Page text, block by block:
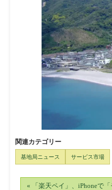
関連カテゴリー
基地局ニュース サービス市場
« 「楽天ペイ」、iPhoneで